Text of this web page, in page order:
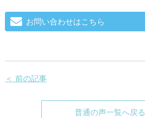
お問い合わせはこちら
＜ 前の記事
普通の声一覧へ戻る